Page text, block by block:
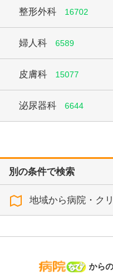
整形外科 16702
婦人科 6589
皮膚科 15077
泌尿器科 6644
別の条件で検索
地域から病院・ク
病院な
から